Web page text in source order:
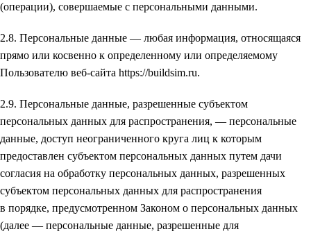
(операции), совершаемые с персональными данными.
2.8. Персональные данные — любая информация, относящаяся
прямо или косвенно к определенному или определяемому
Пользователю веб-сайта https://buildsim.ru.
2.9. Персональные данные, разрешенные субъектом
персональных данных для распространения, — персональные
данные, доступ неограниченного круга лиц к которым
предоставлен субъектом персональных данных путем дачи
согласия на обработку персональных данных, разрешенных
субъектом персональных данных для распространения
в порядке, предусмотренном Законом о персональных данных
(далее — персональные данные, разрешенные для